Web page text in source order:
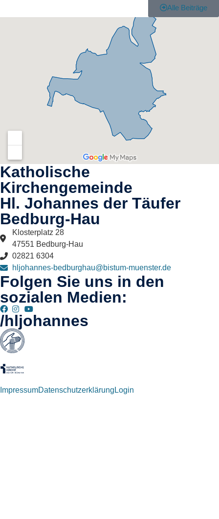
Alle Beiträge
Katholische
Kirchengemeinde
Hl. Johannes der Täufer
Bedburg-Hau​
Klosterplatz 28
47551 Bedburg-Hau
02821 6304
hljohannes-bedburghau@bistum-muenster.de
Folgen Sie uns in den
sozialen Medien:
/hljohannes
ImpressumDatenschutzerklärung Login